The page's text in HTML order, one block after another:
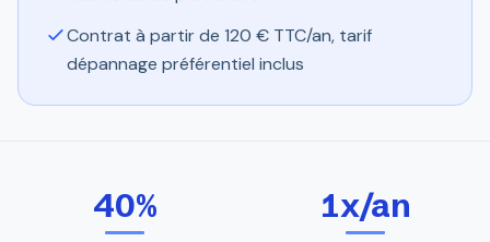
Contrat à partir de 120 € TTC/an, tarif
dépannage préférentiel inclus
40% 1x/an